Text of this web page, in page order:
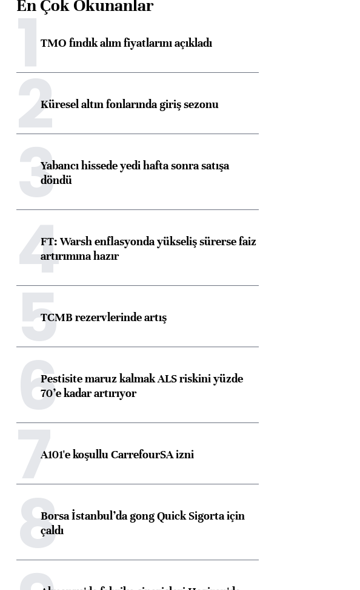
En Çok Okunanlar
1TMO fındık alım fiyatlarını açıkladı
2Küresel altın fonlarında giriş sezonu
3Yabancı hissede yedi hafta sonra satışa
döndü
4FT: Warsh enflasyonda yükseliş sürerse faiz
artırımına hazır
5TCMB rezervlerinde artış
6Pestisite maruz kalmak ALS riskini yüzde
70’e kadar artırıyor
7A101'e koşullu CarrefourSA izni
8Borsa İstanbul’da gong Quick Sigorta için
çaldı